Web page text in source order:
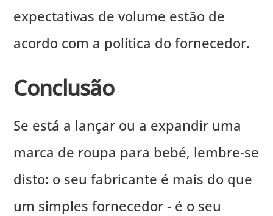
expectativas de volume estão de
acordo com a política do fornecedor.
Conclusão
Se está a lançar ou a expandir uma
marca de roupa para bebé, lembre-se
disto: o seu fabricante é mais do que
um simples fornecedor - é o seu